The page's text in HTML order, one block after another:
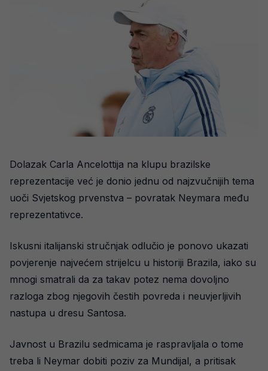
Dolazak Carla Ancelottija na klupu brazilske
reprezentacije već je donio jednu od najzvučnijih tema
uoči Svjetskog prvenstva – povratak Neymara među
reprezentativce.
Iskusni italijanski stručnjak odlučio je ponovo ukazati
povjerenje najvećem strijelcu u historiji Brazila, iako su
mnogi smatrali da za takav potez nema dovoljno
razloga zbog njegovih čestih povreda i neuvjerljivih
nastupa u dresu Santosa.
Javnost u Brazilu sedmicama je raspravljala o tome
treba li Neymar dobiti poziv za Mundijal, a pritisak